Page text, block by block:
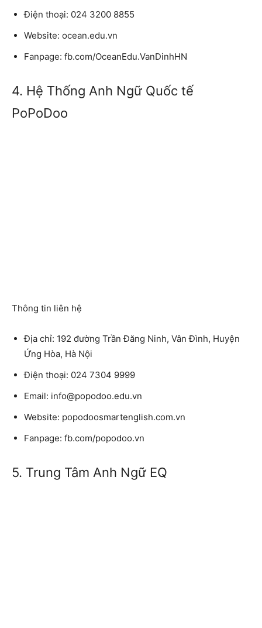
Điện thoại: 024 3200 8855
Website: ocean.edu.vn
Fanpage: fb.com/OceanEdu.VanDinhHN
4. Hệ Thống Anh Ngữ Quốc tế
PoPoDoo
Thông tin liên hệ
Địa chỉ: 192 đường Trần Đăng Ninh, Vân Đình, Huyện
Ứng Hòa, Hà Nội
Điện thoại: 024 7304 9999
Email: info@popodoo.edu.vn
Website: popodoosmartenglish.com.vn
Fanpage: fb.com/popodoo.vn
5. Trung Tâm Anh Ngữ EQ